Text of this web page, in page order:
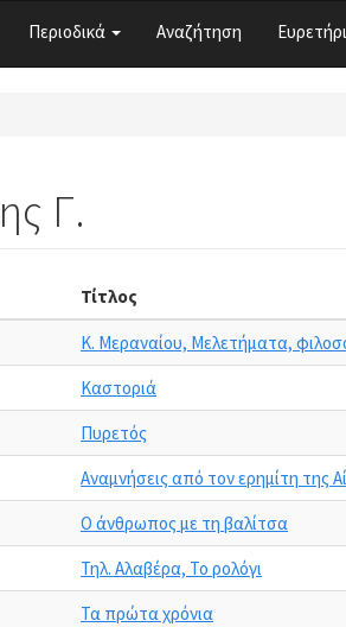
Περιοδικά Αναζήτηση
Γ.
Τίτλος
Κ. Μεραναίου, Μελετήματα,
Καστοριά
Πυρετός
Αναμνήσεις από τον ερημίτη της
Ο άνθρωπος με τη βαλίτσα
Τηλ. Αλαβέρα, Το ρολόγι
Τα πρώτα χρόνια